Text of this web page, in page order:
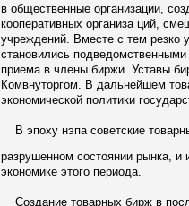
в общественные организации,
кооперативных организа ций,
учреждений. Вместе с тем резко
становились
приема в члены биржи. Уставы
Комвнуторгом. В дальнейшем
экономической политики
В эпоху нэпа советские
разрушенном состоянии рынка,
экономике этого периода.
Создание товарных бирж в